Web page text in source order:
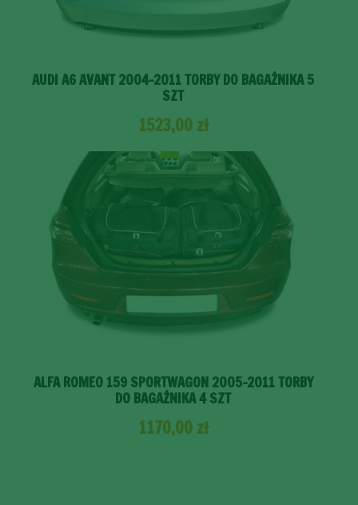
AUDI A6 AVANT 2004-2011 TORBY DO BAGAŻNIKA 5
SZT
1523,00 zł
ALFA ROMEO 159 SPORTWAGON 2005-2011 TORBY
DO BAGAŻNIKA 4 SZT
1170,00 zł